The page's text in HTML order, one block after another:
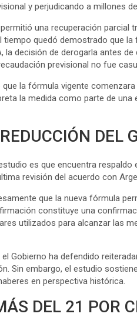
y perjudicando a millones
una recuperación
quedó demostrado que
la decisión de derogarla antes
previsional no fue
la fórmula vigente
la medida como parte de
DEL
es que encuentra respaldo
revisión del acuerdo con
que la nueva fórmula
constituye una
utilizados para alcanzar las
Gobierno ha defendido
Sin embargo, el estudio
en perspectiva histórica.
DEL 21 POR